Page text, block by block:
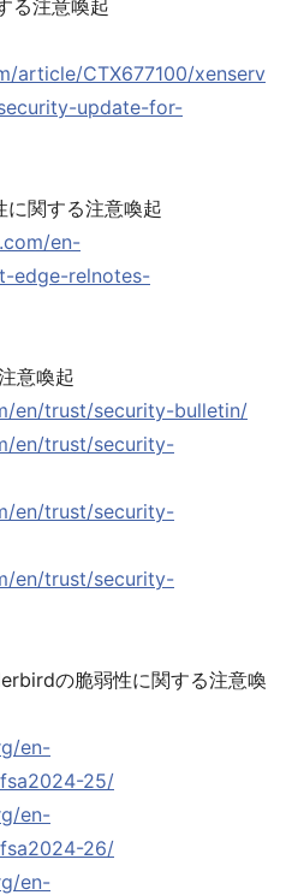
る注意喚起
article/CTX677100/xenserv
update-for-
関する注意喚起
en-
edge-relnotes-
意喚起
en/trust/security-bulletin/
en/trust/security-
en/trust/security-
en/trust/security-
の脆弱性に関する注意喚
en-
25/
en-
26/
en-